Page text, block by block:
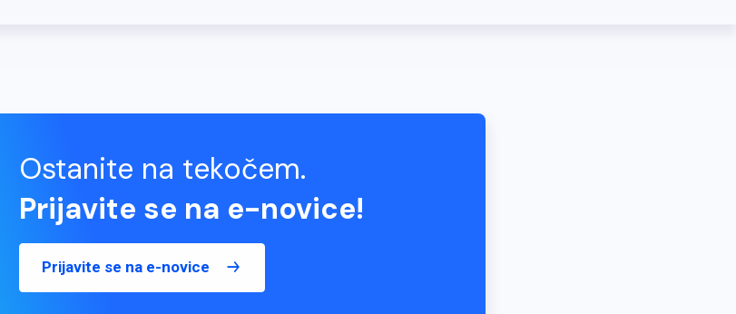
Ostanite na tekočem.
Prijavite se na e-novice!
Prijavite se na e-novice